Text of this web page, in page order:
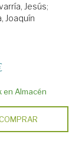
Jesús;
Joaquín
en Almacén